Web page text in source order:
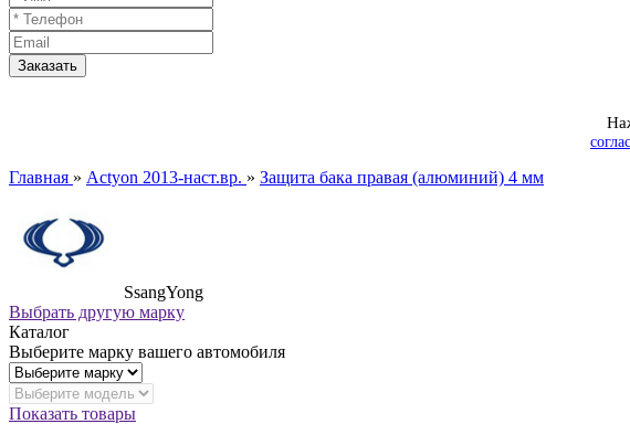
Главная » Actyon 2013-наст.вр. » Защита бака правая (алюминий) 4 мм
SsangYong
Выбрать другую марку
Каталог
Выберите марку вашего автомобиля
Показать товары